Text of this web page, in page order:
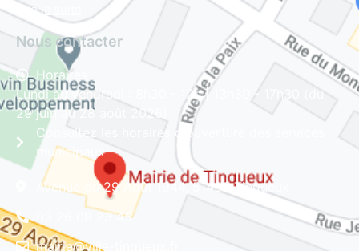
Lire la suite
Nous contacter
Horaires
Lundi au vendredi : 8h30 - 12h | 13h30 - 17h30 (du
29 juin au 28 août 2026)
Consultez les horaires d'ouverture des services
municipaux
Avenue du 29 Août 1944, 51430 Tinqueux
03 26 08 23 45
mairie@ville-tinqueux.fr